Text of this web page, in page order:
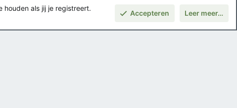
houden als jij je registreert.
Accepteren Leer meer…